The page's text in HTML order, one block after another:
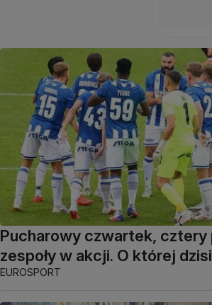
Pucharowy czwartek, cztery
zespoły w akcji. O której
EUROSPORT